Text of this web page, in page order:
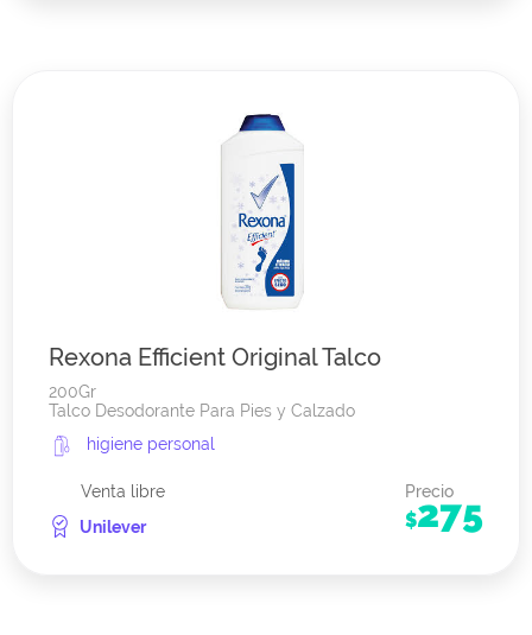
Rexona Efficient Original Talco
200Gr
Talco Desodorante Para Pies y Calzado
higiene personal
Venta libre
Unilever
Precio
$275